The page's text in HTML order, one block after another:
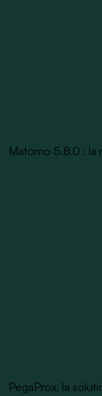
Matomo 5.8.0 : la
PegaProx, la